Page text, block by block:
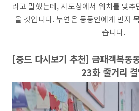
라고 말했는데, 지도상에서 위치를 맞
을 것입니다. 누연은 둥둥언에게 먼저
습니다.
[중드 다시보기 추천] 금패객복동
23화 줄거리